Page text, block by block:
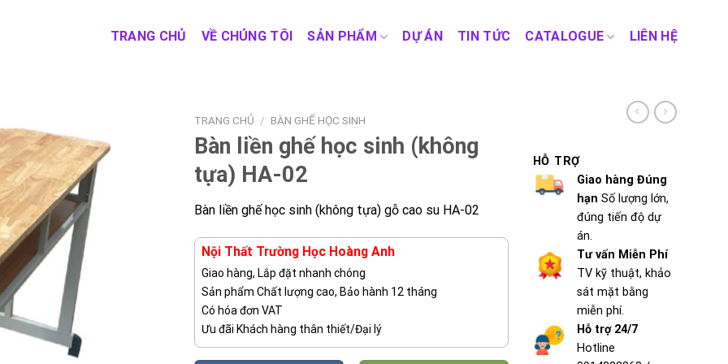
TRANG CHỦ VỀ CHÚNG TÔI SẢN PHẨM DỰ ÁN TIN TỨC CATALOGUE LIÊN HỆ
TRANG CHỦ / BÀN GHẾ HỌC SINH
Bàn liền ghế học sinh (không
tựa) HA-02
Bàn liền ghế học sinh (không tựa) gỗ cao su HA-02
Nội Thất Trường Học Hoàng Anh
Giao hàng, Lắp đặt nhanh chóng
Sản phẩm Chất lượng cao, Bảo hành 12 tháng
Có hóa đơn VAT
Ưu đãi Khách hàng thân thiết/Đại lý
HỖ TRỢ
Giao hàng Đúng
hạn Số lượng lớn,
đúng tiến độ dự
án.
Tư vấn Miễn Phí
TV kỹ thuật, khảo
sát mặt bằng
miễn phí.
Hỗ trợ 24/7
Hotline